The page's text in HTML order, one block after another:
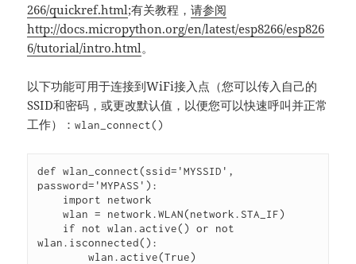
266/quickref.html;有关教程，请参阅
http://docs.micropython.org/en/latest/esp8266/esp826
6/tutorial/intro.html 。
以下功能可用于连接到WiFi接入点（您可以传入自己的
SSID和密码，或更改默认值，以便您可以快速呼叫并正常
工作）：wlan_connect()
def wlan_connect(ssid='MYSSID',
password='MYPASS'):
    wlan = network.WLAN(network.STA_IF)
wlan.isconnected():
        wlan.active(True)